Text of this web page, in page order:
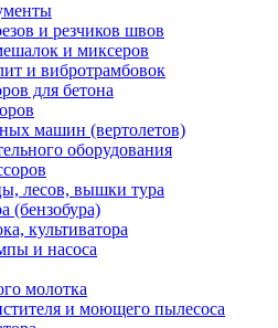
и резчиков швов
и миксеров
и вибротрамбовок
для бетона
машин (вертолетов)
оборудования
лесов, вышки тура
(бензобура)
культиватора
и насоса
молотка
и моющего пылесоса